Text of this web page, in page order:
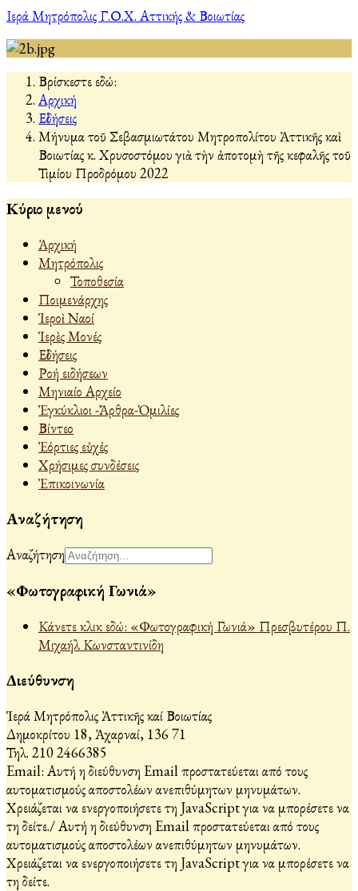
Ιερά Μητρόπολις Γ.Ο.Χ. Αττικής & Βοιωτίας
Βρίσκεστε εδώ:
Αρχική
Εἰδήσεις
Μήνυμα τοῦ Σεβασμιωτάτου Μητροπολίτου Ἀττικῆς καὶ
Βοιωτίας κ. Χρυσοστόμου γιὰ τὴν ἀποτομὴ τῆς κεφαλῆς τοῦ
Τιμίου Προδρόμου 2022
Κύριο μενού
Ἀρχική
Μητρόπολις
Τοποθεσία
Ποιμενάρχης
Ἱεροὶ Ναοί
Ἱερὲς Μονές
Εἰδήσεις
Ροή ειδήσεων
Μηνιαίο Αρχείο
Ἐγκύκλιοι -Ἄρθρα-Ὁμιλίες
Βίντεο
Ἐόρτιες εὐχές
Χρήσιμες συνδέσεις
Ἐπικοινωνία
Αναζήτηση
Αναζήτηση
«Φωτογραφική Γωνιά»
Κάνετε κλικ εδώ: «Φωτογραφική Γωνιά» Πρεσβυτέρου Π.
Μιχαήλ Κωνσταντινίδη
Διεύθυνση
Ἱερά Μητρόπολις Ἀττικῆς καί Βοιωτίας
Δημοκρίτου 18, Ἀχαρναί, 136 71
Τηλ. 210 2466385
Email: Αυτή η διεύθυνση Email προστατεύεται από τους
αυτοματισμούς αποστολέων ανεπιθύμητων μηνυμάτων.
Χρειάζεται να ενεργοποιήσετε τη JavaScript για να μπορέσετε να
τη δείτε./Αυτή η διεύθυνση Email προστατεύεται από τους
αυτοματισμούς αποστολέων ανεπιθύμητων μηνυμάτων.
Χρειάζεται να ενεργοποιήσετε τη JavaScript για να μπορέσετε να
τη δείτε.